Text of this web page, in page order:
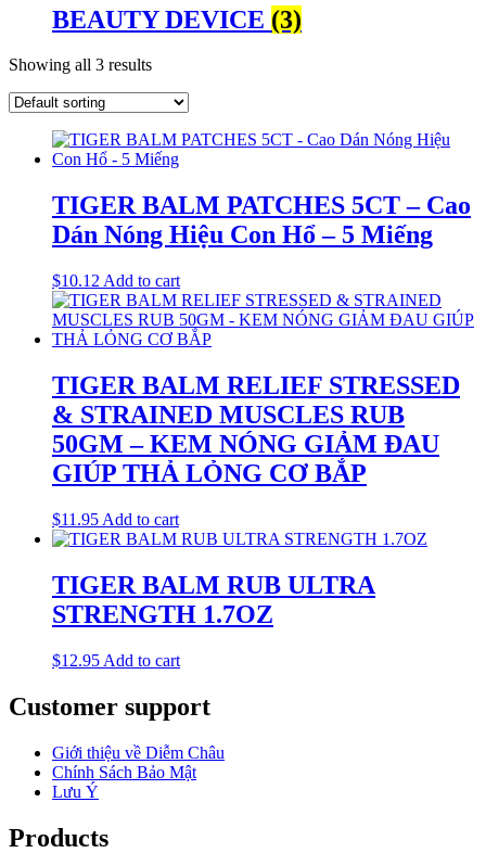
BEAUTY DEVICE (3)
Showing all 3 results
TIGER BALM PATCHES 5CT – Cao
Dán Nóng Hiệu Con Hổ – 5 Miếng
$10.12 Add to cart
TIGER BALM RELIEF STRESSED
& STRAINED MUSCLES RUB
50GM – KEM NÓNG GIẢM ĐAU
GIÚP THẢ LỎNG CƠ BẮP
$11.95 Add to cart
TIGER BALM RUB ULTRA
STRENGTH 1.7OZ
$12.95 Add to cart
Customer support
Giới thiệu về Diễm Châu
Chính Sách Bảo Mật
Lưu Ý
Products